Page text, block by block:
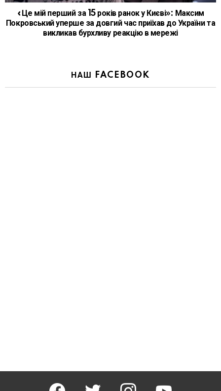
«Це мій перший за 15 років ранок у Києві»: Максим
Покровський уперше за довгий час приїхав до України та
викликав бурхливу реакцію в мережі
НАШ FACEBOOK
facebook twitter instagram